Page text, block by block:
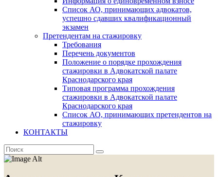
Список АО, принимающих адвокатов,
успешно сдавших квалификационный
экзамен
Претендентам на стажировку
Требования
Перечень документов
Положение о порядке прохождения
стажировки в Адвокатской палате
Краснодарского края
Типовая программа прохождения
стажировки в Адвокатской палате
Краснодарского края
Список АО, принимающих претендентов на
стажировку
КОНТАКТЫ